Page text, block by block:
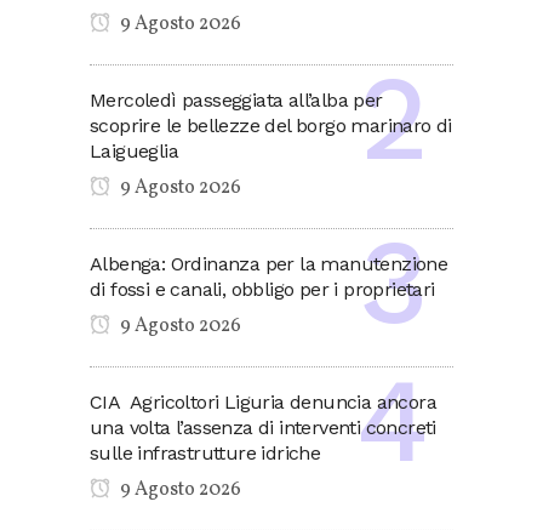
9 Agosto 2026
Mercoledì passeggiata all’alba per
scoprire le bellezze del borgo marinaro di
Laigueglia
9 Agosto 2026
Albenga: Ordinanza per la manutenzione
di fossi e canali, obbligo per i proprietari
9 Agosto 2026
CIA Agricoltori Liguria denuncia ancora
una volta l’assenza di interventi concreti
sulle infrastrutture idriche
9 Agosto 2026